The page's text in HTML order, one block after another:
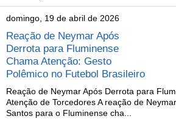
domingo, 19 de abril de 2026
Reação de Neymar Após
Derrota para Fluminense
Chama Atenção: Gesto
Polêmico no Futebol Brasileiro
Reação de Neymar Após Derrota para
Atenção de Torcedores A reação de
Santos para o Fluminense cha...